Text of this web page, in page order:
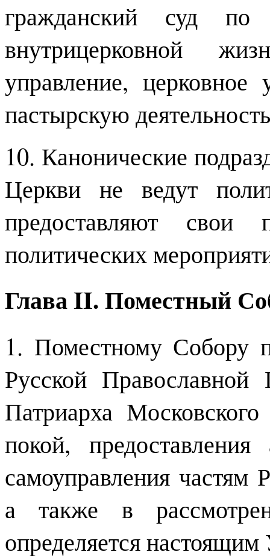
гражданский суд
внутрицерковной
управление, церковное
пастырскую
10. Канонические
Церкви не ведут
предоставляют свои
политических
Глава II. Поместный
1. Поместному Собору
Русской
Патриарха
покой,
самоуправления частям
а также в
определяется настоящим